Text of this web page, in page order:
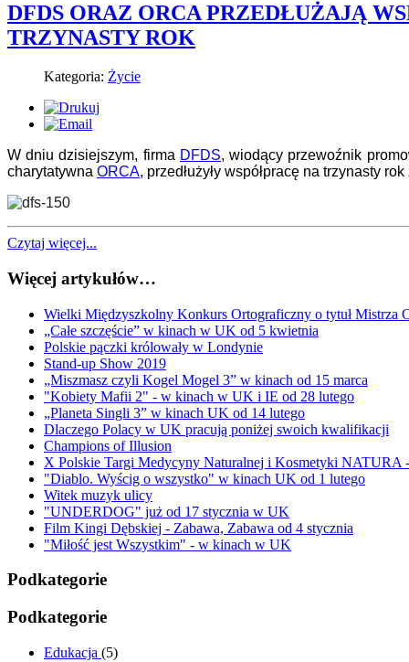
DFDS ORAZ ORCA PRZEDŁUŻAJĄ
TRZYNASTY ROK
Kategoria: Życie
W dniu dzisiejszym, firma DFDS, wiodący przewoźnik
charytatywna ORCA, przedłużyły współpracę na trzynasty
Czytaj więcej...
Więcej artykułów…
Wielki Międzyszkolny Konkurs Ortograficzny o tytuł Mistrza
„Całe szczęście” w kinach w UK od 5 kwietnia
Polskie pączki królowały w Londynie
Stand-up Show 2019
„Miszmasz czyli Kogel Mogel 3” w kinach od 15 marca
"Kobiety Mafii 2" - w kinach w UK i IE od 28 lutego
„Planeta Singli 3” w kinach UK od 14 lutego
Dlaczego Polacy w UK pracują poniżej swoich kwalifikacji
Champions of Illusion
X Polskie Targi Medycyny Naturalnej i Kosmetyki
"Diablo. Wyścig o wszystko" w kinach UK od 1 lutego
Witek muzyk ulicy
"UNDERDOG" już od 17 stycznia w UK
Film Kingi Dębskiej - Zabawa, Zabawa od 4 stycznia
"Miłość jest Wszystkim" - w kinach w UK
Podkategorie
Podkategorie
Edukacja (5)